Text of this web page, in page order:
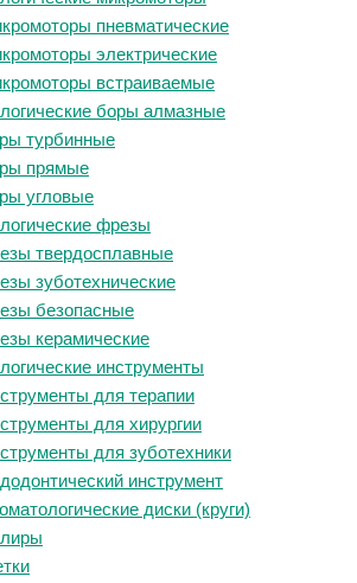
пневматические
электрические
встраиваемые
боры алмазные
турбинные
прямые
угловые
фрезы
твердосплавные
зуботехнические
безопасные
керамические
инструменты
для терапии
для хирургии
для зуботехники
инструмент
диски (круги)